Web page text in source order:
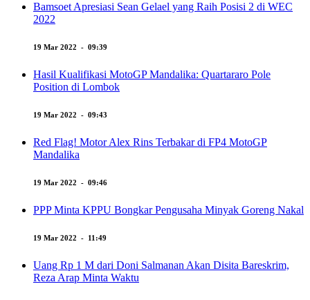
Bamsoet Apresiasi Sean Gelael yang Raih Posisi 2 di WEC
2022
19 Mar 2022 - 09:39
Hasil Kualifikasi MotoGP Mandalika: Quartararo Pole
Position di Lombok
19 Mar 2022 - 09:43
Red Flag! Motor Alex Rins Terbakar di FP4 MotoGP
Mandalika
19 Mar 2022 - 09:46
PPP Minta KPPU Bongkar Pengusaha Minyak Goreng Nakal
19 Mar 2022 - 11:49
Uang Rp 1 M dari Doni Salmanan Akan Disita Bareskrim,
Reza Arap Minta Waktu